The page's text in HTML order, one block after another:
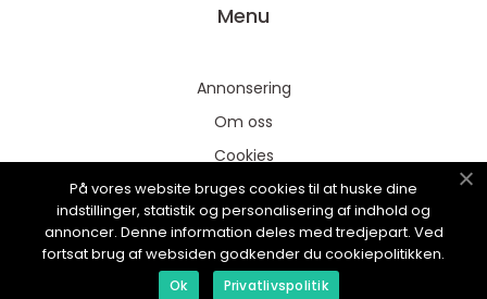
Menu
Annonsering
Om oss
Cookies
Kontakta oss
Sitemap
På vores website bruges cookies til at huske dine
indstillinger, statistik og personalisering af indhold og
annoncer. Denne information deles med tredjepart. Ved
fortsat brug af websiden godkender du cookiepolitikken.
Ok Privatlivspolitik